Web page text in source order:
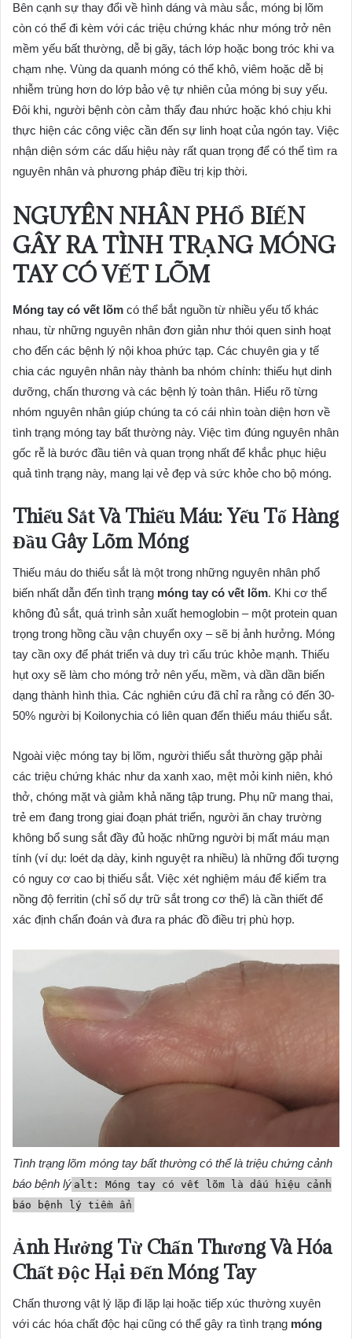
Bên cạnh sự thay đổi về hình dáng và màu sắc, móng bị lõm
còn có thể đi kèm với các triệu chứng khác như móng trở nên
mềm yếu bất thường, dễ bị gãy, tách lớp hoặc bong tróc khi va
chạm nhẹ. Vùng da quanh móng có thể khô, viêm hoặc dễ bị
nhiễm trùng hơn do lớp bảo vệ tự nhiên của móng bị suy yếu.
Đôi khi, người bệnh còn cảm thấy đau nhức hoặc khó chịu khi
thực hiện các công việc cần đến sự linh hoạt của ngón tay. Việc
nhận diện sớm các dấu hiệu này rất quan trọng để có thể tìm ra
nguyên nhân và phương pháp điều trị kịp thời.
NGUYÊN NHÂN PHỔ BIẾN
GÂY RA TÌNH TRẠNG MÓNG
TAY CÓ VẾT LÕM
Móng tay có vết lõm có thể bắt nguồn từ nhiều yếu tố khác
nhau, từ những nguyên nhân đơn giản như thói quen sinh hoạt
cho đến các bệnh lý nội khoa phức tạp. Các chuyên gia y tế
chia các nguyên nhân này thành ba nhóm chính: thiếu hụt dinh
dưỡng, chấn thương và các bệnh lý toàn thân. Hiểu rõ từng
nhóm nguyên nhân giúp chúng ta có cái nhìn toàn diện hơn về
tình trạng móng tay bất thường này. Việc tìm đúng nguyên nhân
gốc rễ là bước đầu tiên và quan trọng nhất để khắc phục hiệu
quả tình trạng này, mang lại vẻ đẹp và sức khỏe cho bộ móng.
Thiếu Sắt Và Thiếu Máu: Yếu Tố Hàng
Đầu Gây Lõm Móng
Thiếu máu do thiếu sắt là một trong những nguyên nhân phổ
biến nhất dẫn đến tình trạng móng tay có vết lõm. Khi cơ thể
không đủ sắt, quá trình sản xuất hemoglobin – một protein quan
trọng trong hồng cầu vận chuyển oxy – sẽ bị ảnh hưởng. Móng
tay cần oxy để phát triển và duy trì cấu trúc khỏe mạnh. Thiếu
hụt oxy sẽ làm cho móng trở nên yếu, mềm, và dần dần biến
dạng thành hình thìa. Các nghiên cứu đã chỉ ra rằng có đến 30-
50% người bị Koilonychia có liên quan đến thiếu máu thiếu sắt.
Ngoài việc móng tay bị lõm, người thiếu sắt thường gặp phải
các triệu chứng khác như da xanh xao, mệt mỏi kinh niên, khó
thở, chóng mặt và giảm khả năng tập trung. Phụ nữ mang thai,
trẻ em đang trong giai đoạn phát triển, người ăn chay trường
không bổ sung sắt đầy đủ hoặc những người bị mất máu mạn
tính (ví dụ: loét dạ dày, kinh nguyệt ra nhiều) là những đối tượng
có nguy cơ cao bị thiếu sắt. Việc xét nghiệm máu để kiểm tra
nồng độ ferritin (chỉ số dự trữ sắt trong cơ thể) là cần thiết để
xác định chẩn đoán và đưa ra phác đồ điều trị phù hợp.
Tình trạng lõm móng tay bất thường có thể là triệu chứng cảnh
báo bệnh lý alt: Móng tay có vết lõm là dấu hiệu cảnh
báo bệnh lý tiềm ẩn
Ảnh Hưởng Từ Chấn Thương Và Hóa
Chất Độc Hại Đến Móng Tay
Chấn thương vật lý lặp đi lặp lại hoặc tiếp xúc thường xuyên
với các hóa chất độc hại cũng có thể gây ra tình trạng móng